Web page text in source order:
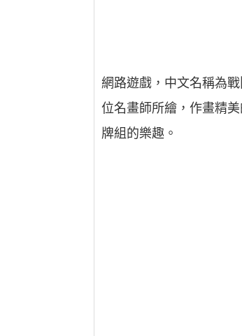
網路遊戲，中文名稱為
位名畫師所繪，作畫精
牌組的樂趣。